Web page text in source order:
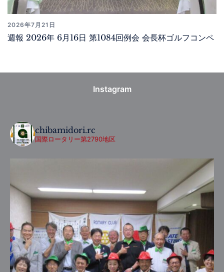
2026年7月21日
週報 2026年 6月16日 第1084回例会 会長杯ゴルフコンペ
Instagram
chibamidori.rc
国際ロータリー第2790地区